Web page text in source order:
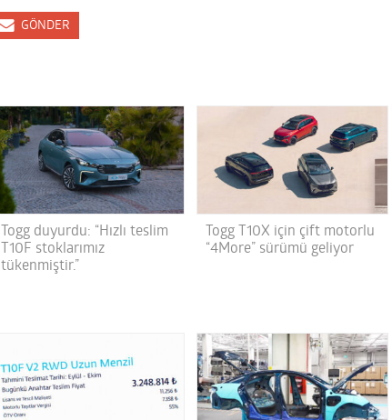
GÖNDER
Togg duyurdu: “Hızlı teslim
T10F stoklarımız
tükenmiştir.”
Togg T10X için çift motorlu
“4More” sürümü geliyor